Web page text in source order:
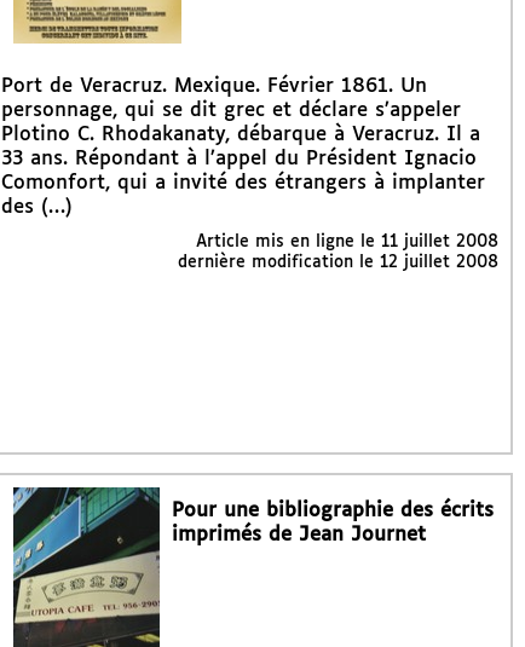
Port de Veracruz. Mexique. Février 1861. Un
personnage, qui se dit grec et déclare s’appeler
Plotino C. Rhodakanaty, débarque à Veracruz. Il a
33 ans. Répondant à l’appel du Président Ignacio
Comonfort, qui a invité des étrangers à implanter
des (…)
Article mis en ligne le11 juillet 2008
dernière modification le 12 juillet 2008
Pour une bibliographie des écrits
imprimés de Jean Journet